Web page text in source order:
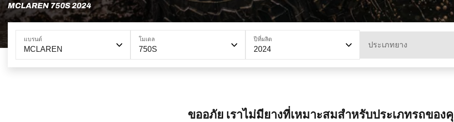
MCLAREN 750S 2024
แบรนด์
MCLAREN
โมเดล
750S
ปีที่ผลิต
2024
ประเภทยาง
ขออภัย เราไม่มียางที่เหมาะสมสำหรับประเภทรถของ